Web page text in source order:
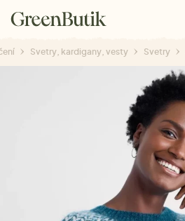
Svetry, kardigany, vesty Svetry